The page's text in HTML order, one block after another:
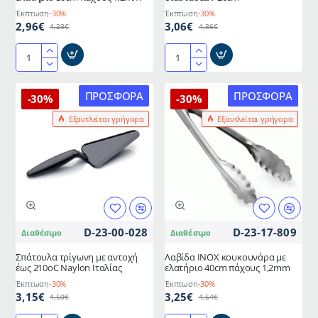
Έκπτωση-30%
2,96€ 4,23€
Λαβίδα
κουκουνάρα
με
1,2mm
Έκπτωση-30%
3,06€ 4,36€
Λαβίδα
για
πάστα
διαστάσεων
ΠΡΟΣΦΟΡΆ
Εξαντλείται γρήγορα
-30%
Διαθέσιμο D-23-00-028
Σπάτουλα τρίγωνη με αντοχή
έως 210οC Naylon Ιταλίας
Έκπτωση-30%
3,15€ 4,50€
ΠΡΟΣΦΟΡΆ
Εξαντλείται γρήγορα
-30%
Διαθέσιμο D-23-17-809
Λαβίδα ΙΝΟΧ κουκουνάρα με
ελατήριo 40cm πάχους 1,2mm
Έκπτωση-30%
3,25€ 4,64€